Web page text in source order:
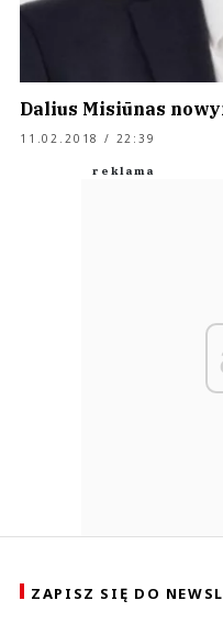
Dalius Misiūnas
11.02.2018 / 22:39
ZAPISZ SIĘ DO